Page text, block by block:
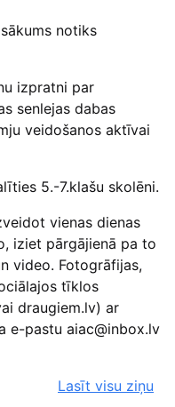
notiks
izpratni par
senlejas dabas
veidošanos aktīvai
5.-7.klašu skolēni.
vienas dienas
iziet pārgājienā pa to
video. Fotogrāfijas,
tīklos
draugiem.lv) ar
e-pastu aiac@inbox.lv
Lasīt visu ziņu